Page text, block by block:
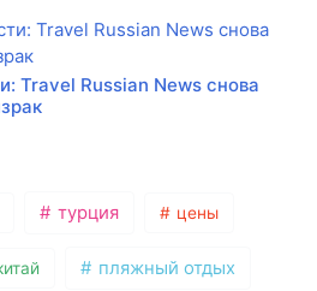
Travel Russian News снова
турция цены
пляжный отдых